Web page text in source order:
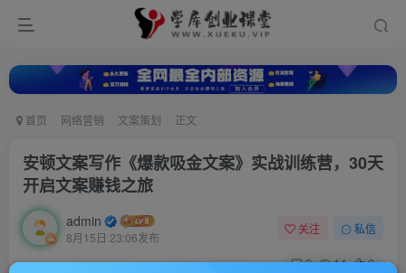
首页 网络营销 文案策划 正文
安顿文案写作《爆款吸金文案》实战训练营，30天
开启文案赚钱之旅
admin
8月15日 23:06发布
关注 私信
0 14 0